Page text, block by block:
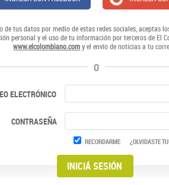
de tus datos por medio de estas redes sociales, aceptas
personal y el uso de tu información por terceros de El
www.elcolombiano.comy el envío de noticias a tu
O
ELECTRÓNICO
CONTRASEÑA
RECORDARME ¿OLVIDASTE TU